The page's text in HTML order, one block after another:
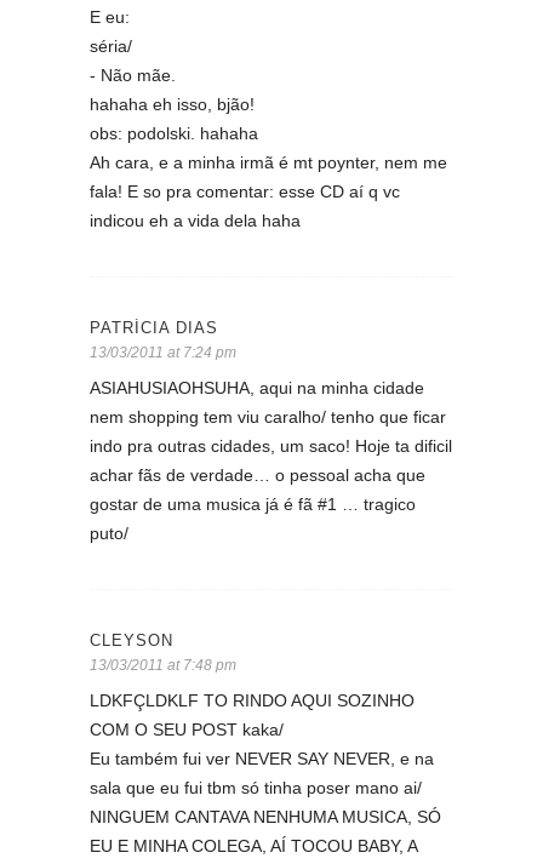
E eu:
séria/
- Não mãe.
hahaha eh isso, bjão!
obs: podolski. hahaha
Ah cara, e a minha irmã é mt poynter, nem me
fala! E so pra comentar: esse CD aí q vc
indicou eh a vida dela haha
PATRÍCIA DIAS
13/03/2011 at 7:24 pm
ASIAHUSIAOHSUHA, aqui na minha cidade
nem shopping tem viu caralho/ tenho que ficar
indo pra outras cidades, um saco! Hoje ta dificil
achar fãs de verdade… o pessoal acha que
gostar de uma musica já é fã #1 … tragico
puto/
CLEYSON
13/03/2011 at 7:48 pm
LDKFÇLDKLF TO RINDO AQUI SOZINHO
COM O SEU POST kaka/
Eu também fui ver NEVER SAY NEVER, e na
sala que eu fui tbm só tinha poser mano ai/
NINGUEM CANTAVA NENHUMA MUSICA, SÓ
EU E MINHA COLEGA, AÍ TOCOU BABY, A